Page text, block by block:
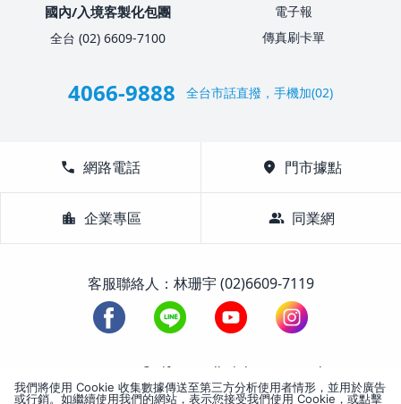
國內/入境客製化包團
全台 (02) 6609-7100
電子報
傳真刷卡單
4066-9888 全台市話直撥，手機加(02)
call 網路電話 location_on 門市據點
location_city 企業專區 group 同業網
客服聯絡人：林珊宇 (02)6609-7119
1988-2026 © Lifetour All Rights Reserved.
我們將使用 Cookie 收集數據傳送至第三方分析使用者情形，並用於廣告
或行銷。如繼續使用我們的網站，表示您接受我們使用 Cookie，或點擊